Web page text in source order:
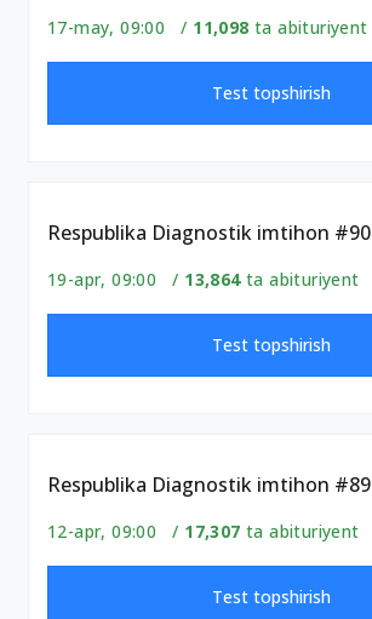
17-may, 09:00 / 11,098 ta abituriyent
Test topshirish
Respublika Diagnostik imtihon #90
19-apr, 09:00 / 13,864ta abituriyent
Test topshirish
Respublika Diagnostik imtihon #89
12-apr, 09:00 / 17,307 ta abituriyent
Test topshirish